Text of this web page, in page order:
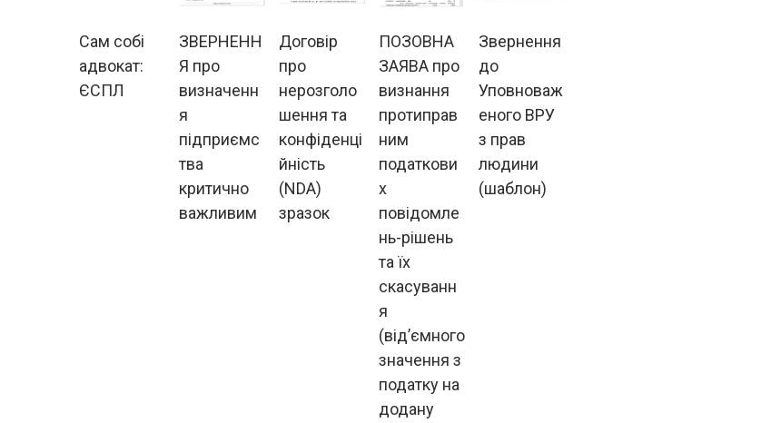
Сам собі
адвокат:
ЄСПЛ
ЗВЕРНЕНН
Я про
визначенн
я
підприємс
тва
критично
важливим
Договір
про
нерозголо
шення та
конфіденці
йність
(NDA)
зразок
ПОЗОВНА
ЗАЯВА про
визнання
протиправ
ним
податкови
х
повідомле
нь-рішень
та їх
скасуванн
я
(відʼємного
значення з
податку на
додану
Звернення
до
Уповноваж
еного ВРУ
з прав
людини
(шаблон)